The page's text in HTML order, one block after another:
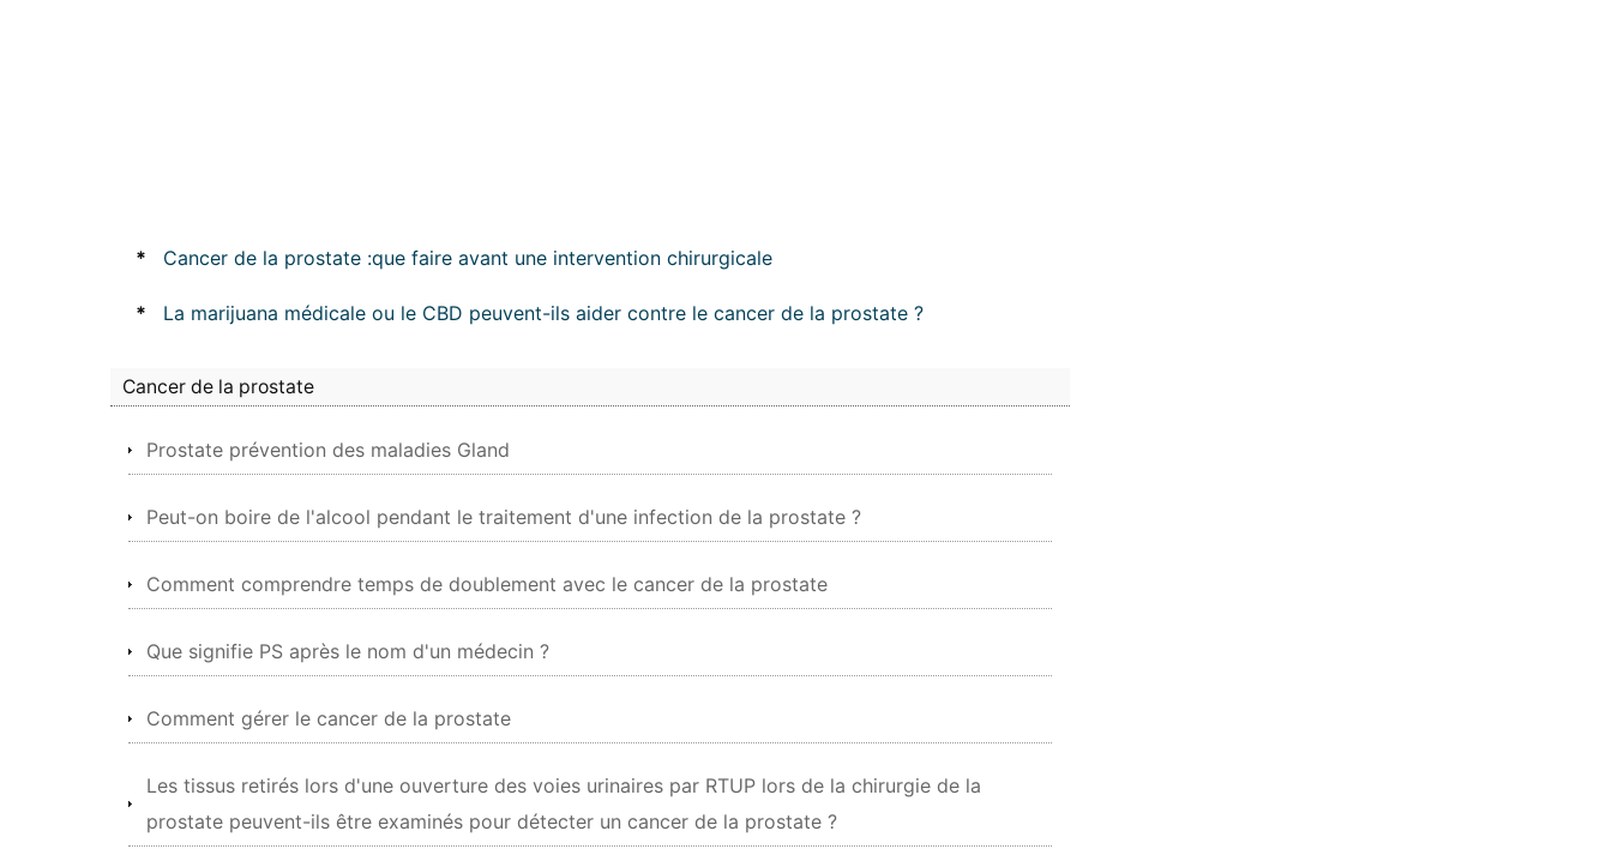
* Cancer de la prostate :que faire avant une intervention chirurgicale
* La marijuana médicale ou le CBD peuvent-ils aider contre le cancer de la prostate ?
Cancer de la prostate
Prostate prévention des maladies Gland
Peut-on boire de l'alcool pendant le traitement d'une infection de la prostate ?
Comment comprendre temps de doublement avec le cancer de la prostate
Que signifie PS après le nom d'un médecin ?
Comment gérer le cancer de la prostate
Les tissus retirés lors d'une ouverture des voies urinaires par RTUP lors de la chirurgie de la
prostate peuvent-ils être examinés pour détecter un cancer de la prostate ?